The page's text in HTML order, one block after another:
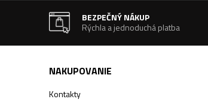
BEZPEČNÝ NÁKUP
Rýchla a jednoduchá platba
NAKUPOVANIE
Kontakty